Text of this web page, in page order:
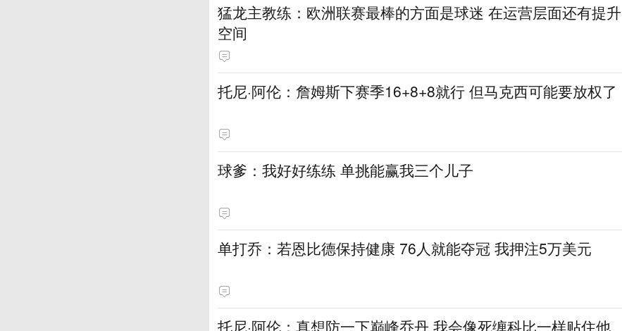
猛龙主教练：欧洲联赛最棒的方面是球迷 在运营层面还有提升
空间
托尼·阿伦：詹姆斯下赛季16+8+8就行 但马克西可能要放权了
球爹：我好好练练 单挑能赢我三个儿子
单打乔：若恩比德保持健康 76人就能夺冠 我押注5万美元
托尼·阿伦：真想防一下巅峰乔丹 我会像死缠科比一样贴住他